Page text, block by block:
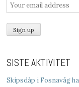
SISTE AKTIVITET
Skipsdåp i Fosnavåg